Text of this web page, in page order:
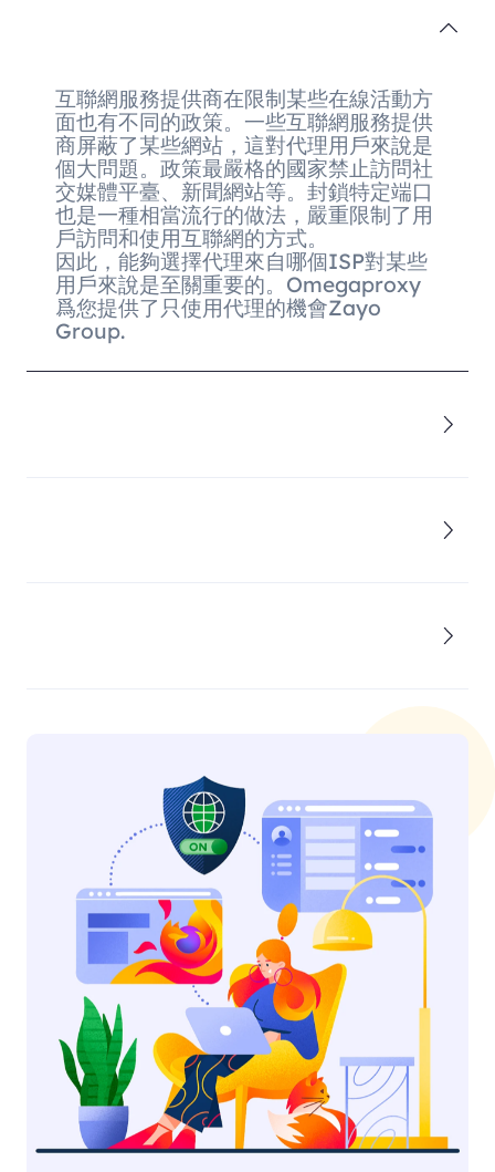
互聯網服務提供商在限制某些在線活動方
面也有不同的政策。一些互聯網服務提供
商屏蔽了某些網站，這對代理用戶來說是
個大問題。政策最嚴格的國家禁止訪問社
交媒體平臺、新聞網站等。封鎖特定端口
也是一種相當流行的做法，嚴重限制了用
戶訪問和使用互聯網的方式。
因此，能夠選擇代理來自哪個ISP對某些
用戶來說是至關重要的。Omegaproxy
爲您提供了只使用代理的機會Zayo
Group.